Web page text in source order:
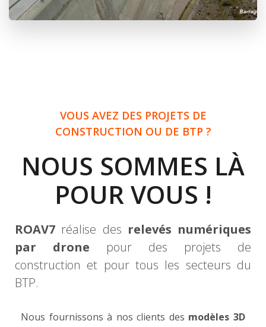
VOUS AVEZ DES PROJETS DE
CONSTRUCTION OU DE BTP ?
NOUS SOMMES LÀ
POUR VOUS !
ROAV7 réalise des relevés numériques
par drone pour des projets de
construction et pour tous les secteurs du
BTP.
Nous fournissons à nos clients des modèles 3D